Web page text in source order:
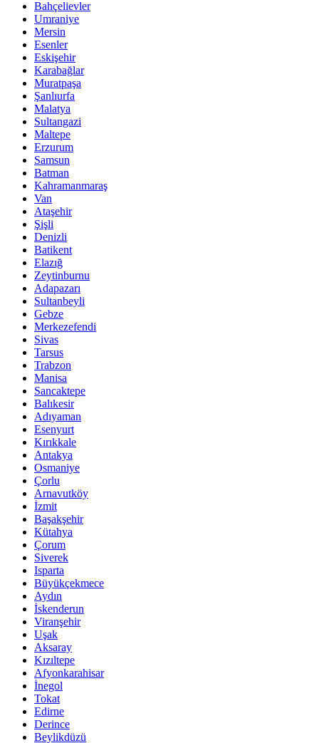
Bahçelievler
Umraniye
Mersin
Esenler
Eskişehir
Karabağlar
Muratpaşa
Şanlıurfa
Malatya
Sultangazi
Maltepe
Erzurum
Samsun
Batman
Kahramanmaraş
Van
Ataşehir
Şişli
Denizli
Batikent
Elazığ
Zeytinburnu
Adapazarı
Sultanbeyli
Gebze
Merkezefendi
Sivas
Tarsus
Trabzon
Manisa
Sancaktepe
Balıkesir
Adıyaman
Esenyurt
Kırıkkale
Antakya
Osmaniye
Çorlu
Arnavutköy
İzmit
Başakşehir
Kütahya
Çorum
Siverek
Isparta
Büyükçekmece
Aydın
İskenderun
Viranşehir
Uşak
Aksaray
Kızıltepe
Afyonkarahisar
İnegol
Tokat
Edirne
Derince
Beylikdüzü